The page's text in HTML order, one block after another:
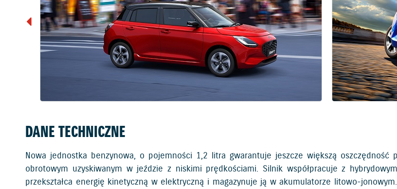
DANE TECHNICZNE
Nowa jednostka benzynowa, o pojemności 1,2 litra gwarantuje jeszcze większą
obrotowym uzyskiwanym w jeździe z niskimi prędkościami. Silnik współpracuje z
przekształca energię kinetyczną w elektryczną i magazynuje ją w akumulatorze litowo-